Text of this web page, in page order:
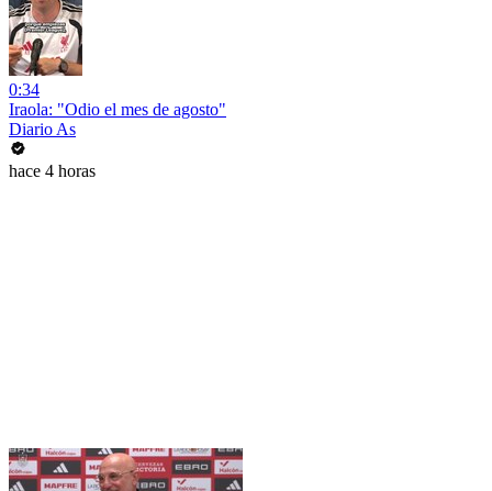
0:34
Iraola: "Odio el mes de agosto"
Diario As
hace 4 horas